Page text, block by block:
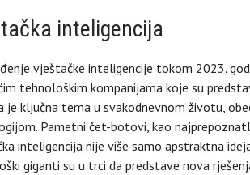
inteligencija
vještačke inteligencije tokom 2023.
tehnološkim kompanijama koje su
je ključna tema u svakodnevnom životu,
Pametni čet-botovi, kao
inteligencija nije više samo apstraktna
giganti su u trci da predstave nova